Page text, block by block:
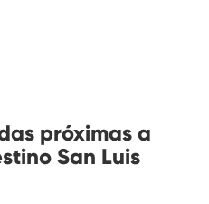
próximas a
San Luis